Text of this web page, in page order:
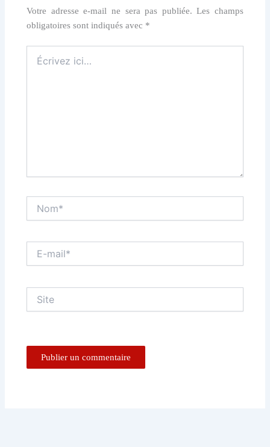
Votre adresse e-mail ne sera pas publiée. Les champs
obligatoires sont indiqués avec *
ici…
mail*